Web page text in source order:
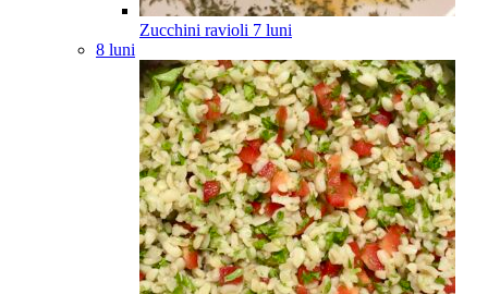
Zucchini ravioli 7 luni
8 luni